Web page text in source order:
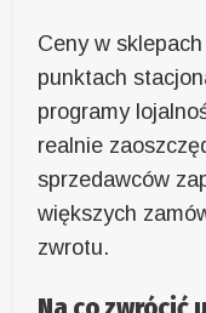
Ceny w
punktach
programy
realnie
sprzedawców
większych
zwrotu.